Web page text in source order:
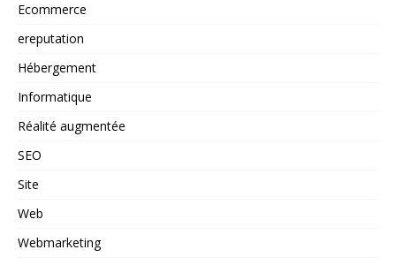
Ecommerce
ereputation
Hébergement
Informatique
Réalité augmentée
SEO
Site
Web
Webmarketing